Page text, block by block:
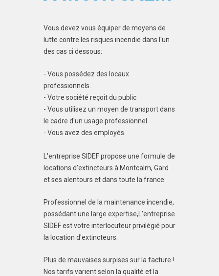
Vous devez vous équiper de moyens de
lutte contre les risques incendie dans l'un
des cas ci dessous:
- Vous possédez des locaux
professionnels.
- Votre société reçoit du public
- Vous utilisez un moyen de transport dans
le cadre d'un usage professionnel.
- Vous avez des employés.
L'entreprise SIDEF propose une formule de
locations d'extincteurs à Montcalm, Gard
et ses alentours et dans toute la france.
Professionnel de la maintenance incendie,
possédant une large expertise,L'entreprise
SIDEF est votre interlocuteur privilégié pour
la location d'extincteurs.
Plus de mauvaises surpises sur la facture !
Nos tarifs varient selon la qualité et la